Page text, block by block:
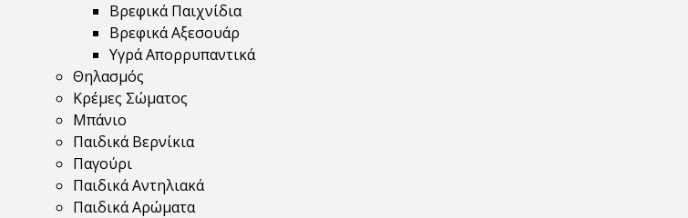
Βρεφικά Παιχνίδια
Βρεφικά Αξεσουάρ
Υγρά Απορρυπαντικά
Θηλασμός
Κρέμες Σώματος
Μπάνιο
Παιδικά Βερνίκια
Παγούρι
Παιδικά Αντηλιακά
Παιδικά Αρώματα